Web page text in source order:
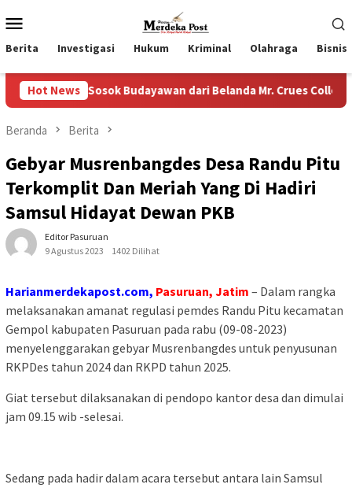
ke
kontenMobile
Berita Investigasi Hukum Kriminal Olahraga Bisnis
Hot News
Sosok Budayawan dari Belanda Mr. Crues Collen
Beranda Berita
Gebyar Musrenbangdes Desa Randu Pitu
Terkomplit Dan Meriah Yang Di Hadiri
Samsul Hidayat Dewan PKB
Editor Pasuruan
9 Agustus 2023
1402 Dilihat
Harianmerdekapost.com, Pasuruan, Jatim – Dalam rangka
melaksanakan amanat regulasi pemdes Randu Pitu kecamatan
Gempol kabupaten Pasuruan pada rabu (09-08-2023)
menyelenggarakan gebyar Musrenbangdes untuk penyusunan
RKPDes tahun 2024 dan RKPD tahun 2025.
Giat tersebut dilaksanakan di pendopo kantor desa dan dimulai
jam 09.15 wib -selesai.
Sedang pada hadir dalam acara tersebut antara lain Samsul